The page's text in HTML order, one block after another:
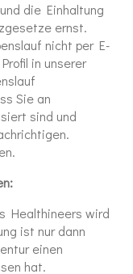
die Einhaltung
ernst.
nicht per E-
in unserer
Sie an
sind und
Healthineers wird
ist nur dann
einen
hat.